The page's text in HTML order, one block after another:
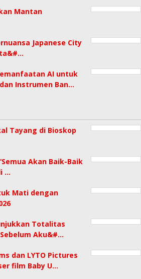
Mantan
Japanese City
AI untuk
Instrumen Ban…
Tayang di Bioskop
Akan Baik-Baik
…
Mati dengan
Totalitas
Aku&#…
dan LYTO Pictures
film Baby U…